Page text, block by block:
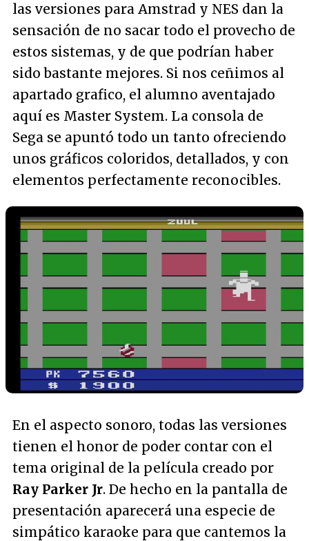
las versiones para Amstrad y NES dan la
sensación de no sacar todo el provecho de
estos sistemas, y de que podrían haber
sido bastante mejores. Si nos ceñimos al
apartado grafico, el alumno aventajado
aquí es Master System. La consola de
Sega se apuntó todo un tanto ofreciendo
unos gráficos coloridos, detallados, y con
elementos perfectamente reconocibles.
En el aspecto sonoro, todas las versiones
tienen el honor de poder contar con el
tema original de la película creado por
Ray Parker Jr. De hecho en la pantalla de
presentación aparecerá una especie de
simpático karaoke para que cantemos la